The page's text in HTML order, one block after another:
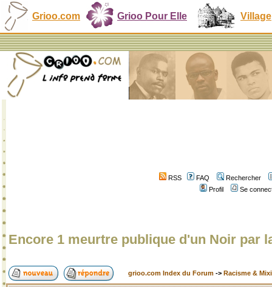
Grioo.com Grioo Pour Elle Village
RSS FAQ
Rechercher
Profil
Se
Encore 1 meurtre publique d'un Noir par
grioo.com Index du Forum -> Racisme &